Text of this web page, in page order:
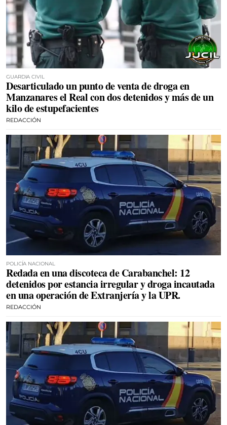
GUARDIA CIVIL
Desarticulado un punto de venta de droga en
Manzanares el Real con dos detenidos y más de un
kilo de estupefacientes
REDACCIÓN
POLICÍA NACIONAL
Redada en una discoteca de Carabanchel: 12
detenidos por estancia irregular y droga incautada
en una operación de Extranjería y la UPR.
REDACCIÓN